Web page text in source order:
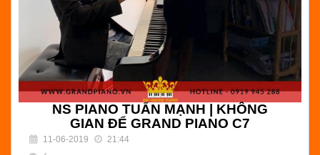
Đọc tiếp
NS PIANO TUẤN MẠNH | KHÔNG
GIAN ĐỂ GRAND PIANO C7
11-06-2019
21:44